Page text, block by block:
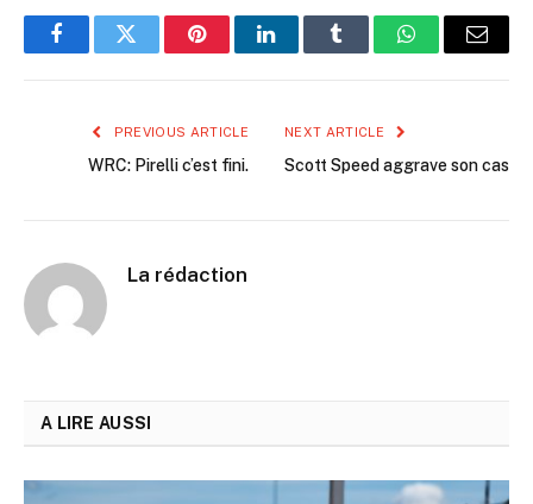
FacebookTwitter PinterestLinkedInTumblr WhatsAppEmail
PREVIOUS ARTICLE
WRC: Pirelli c’est fini.
NEXT ARTICLE
Scott Speed aggrave son cas
La rédaction
A LIRE AUSSI